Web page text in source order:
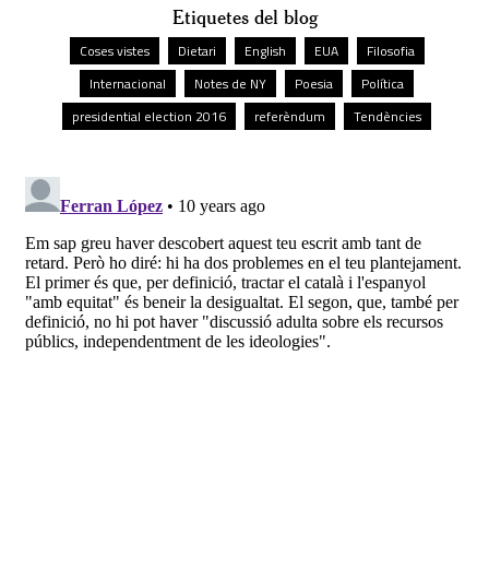
Etiquetes del blog
Coses vistes Dietari English EUA
Filosofia
Internacional
Notes de NY Poesia
Política
presidential election 2016
referèndum Tendències